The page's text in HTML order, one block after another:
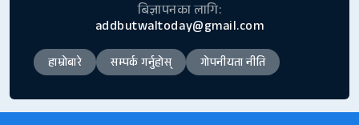
बिज्ञापनका लागि:
addbutwaltoday@gmail.com
हाम्रोबारे सम्पर्क गर्नुहोस् गोपनीयता नीति